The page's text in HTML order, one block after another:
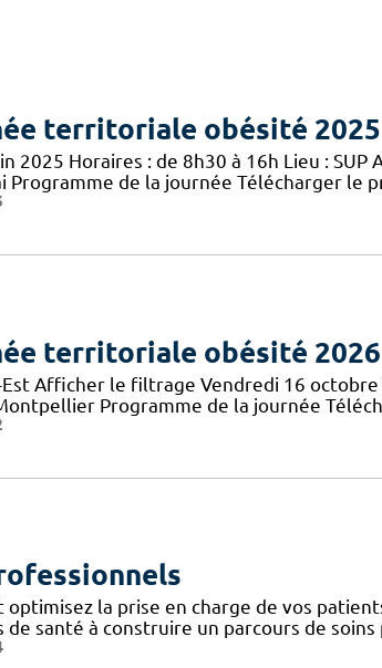
territoriale obésité 2025
2025 Horaires : de 8h30 à 16h Lieu :
Programme de la journée Télécharger le
territoriale obésité 2026
Est Afficher le filtrage Vendredi 16 octobre
Programme de la journée
optimisez la prise en charge de vos
de santé à construire un parcours de